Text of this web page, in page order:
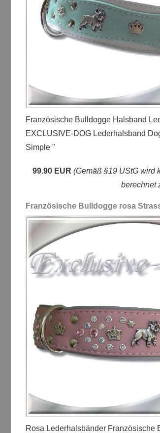
Französische Bulldogge Halsband
EXCLUSIVE-DOG Lederhalsband
Simple "
99.90 EUR (Gemäß §19 UStG wird
berechnet
Französische Bulldogge rosa
Rosa Lederhalsbänder Französische